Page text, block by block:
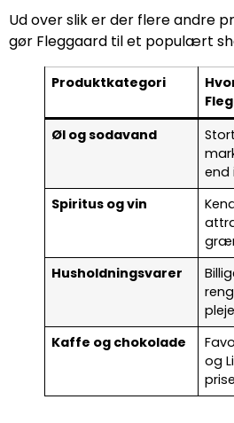
Ud over slik er der flere andre
gør Fleggaard til et populært
Produktkategori
Øl og sodavand
end
Spiritus og vin
Husholdningsvarer
Kaffe og chokolade
og